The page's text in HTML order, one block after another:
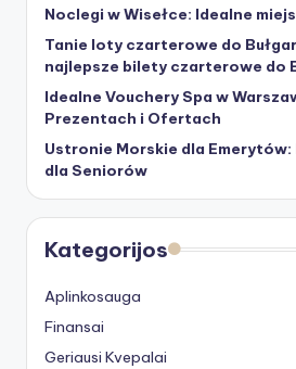
Noclegi w Wisełce: Idealne
Tanie loty czarterowe do
najlepsze bilety czarterowe do
Idealne Vouchery Spa w
Prezentach i Ofertach
Ustronie Morskie dla
dla Seniorów
Kategorijos
Aplinkosauga
Finansai
Geriausi Kvepalai